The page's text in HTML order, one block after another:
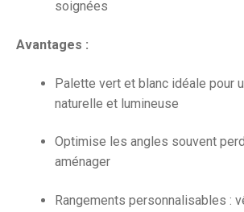
soignées
Avantages :
Palette vert et blanc idéale pour
naturelle et lumineuse
Optimise les angles souvent
aménager
Rangements personnalisables :